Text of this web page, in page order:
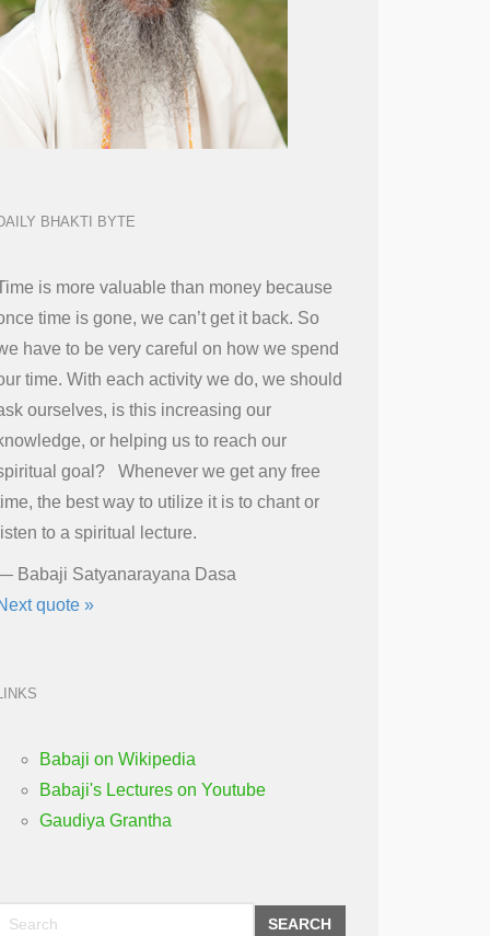
BHAKTI BYTE
is more valuable than money because
time is gone, we can’t get it back. So
have to be very careful on how we spend
time. With each activity we do, we should
ourselves, is this increasing our
or helping us to reach our
goal? Whenever we get any free
the best way to utilize it is to chant or
to a spiritual lecture.
Babaji Satyanarayana Dasa
quote »
Babaji on Wikipedia
Babaji's Lectures on Youtube
Gaudiya Grantha
SEARCH